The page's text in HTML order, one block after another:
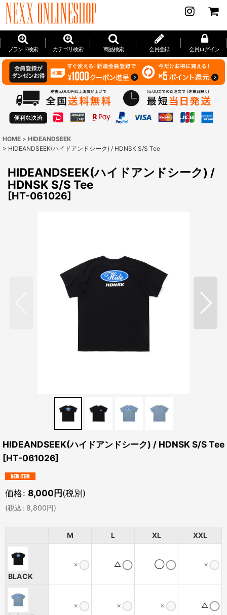
ブランド検索 カテゴリ検索 商品検索 会員登録 会員ログイン
HOME > HIDEANDSEEK
> HIDEANDSEEK(ハイドアンドシーク) / HDNSK S/S Tee
HIDEANDSEEK(ハイドアンドシーク) /
HDNSK S/S Tee
[HT-061026]
HIDEANDSEEK(ハイドアンドシーク) / HDNSK S/S Tee
[HT-061026]
価格: 8,000円(税別)
(税込: 8,800円)
M L XL XXL
BLACK
× △ ◯ ×
× × × △